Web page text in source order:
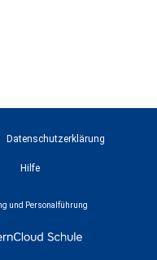
Datenschutzerklärung
Hilfe
und Personalführung